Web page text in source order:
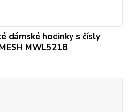
dámské hodinky s čísly
MWL5218